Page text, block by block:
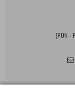
(PON -